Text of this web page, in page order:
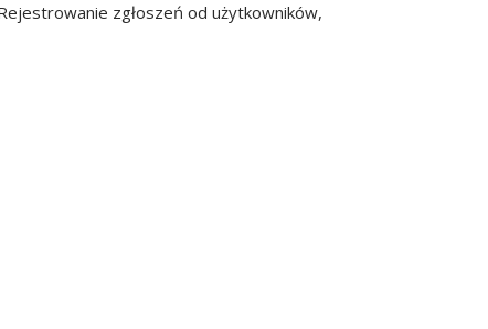
zgłoszeń od użytkowników,